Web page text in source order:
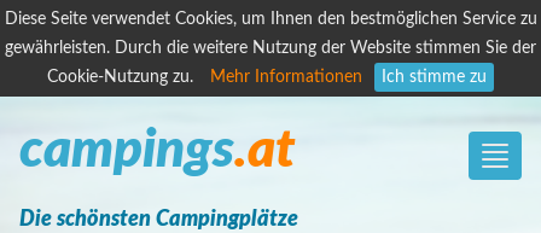
Diese Seite verwendet Cookies, um Ihnen den bestmöglichen Service zu
gewährleisten. Durch die weitere Nutzung der Website stimmen Sie der
Cookie-Nutzung zu.
Mehr Informationen Ich stimme zu
Toggle
campings.at
Die schönsten Campingplätze